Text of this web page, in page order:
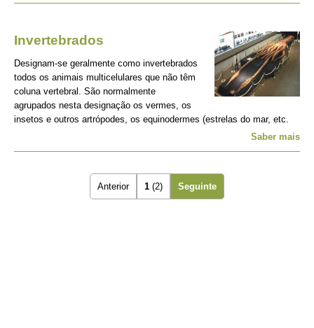
Invertebrados
Designam-se geralmente como invertebrados
todos os animais multicelulares que não têm
coluna vertebral. São normalmente
agrupados nesta designação os vermes, os
insetos e outros artrópodes, os equinodermes (estrelas do mar, etc.
Saber mais
Anterior 1 (2) Seguinte